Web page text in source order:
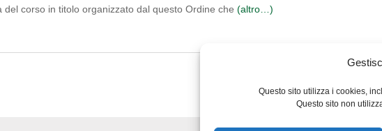
Questo sito utilizza i cookies,
Questo sito non
del corso in titolo organizzato dal questo Ordine che (altro…)